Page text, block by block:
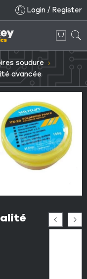
Login / Register
soudure
avancée